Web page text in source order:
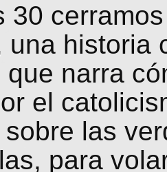
30
una historia
que narra
el
las
para